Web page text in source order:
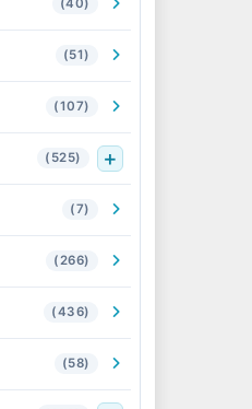
(40)
(51)
(107)
(525)
(7)
(266)
(436)
(58)